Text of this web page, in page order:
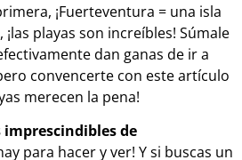
¡Fuerteventura = una isla
¡las playas son increíbles! Súmale
dan ganas de ir a
convencerte con este artículo
merecen la pena!
imprescindibles de
para hacer y ver! Y si buscas un